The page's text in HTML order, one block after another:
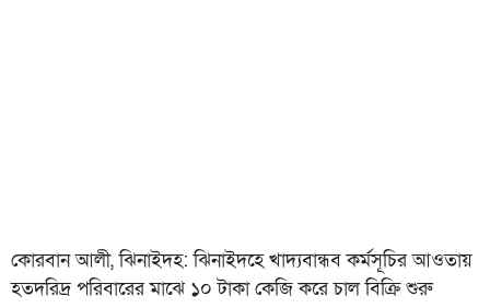
কোরবান আলী, ঝিনাইদহ: ঝিনাইদহে খাদ্যবান্ধব কর্মসূচির আওতায়
হতদরিদ্র পরিবারের মাঝে ১০ টাকা কেজি করে চাল বিক্রি শুরু